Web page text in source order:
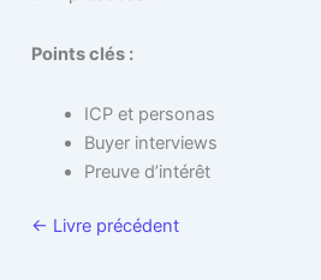
Points clés :
ICP et personas
Buyer interviews
Preuve d’intérêt
← Livre précédent